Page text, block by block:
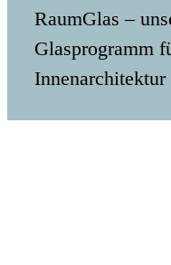
RaumGlas –
Glasprogramm
Innenarchitektur